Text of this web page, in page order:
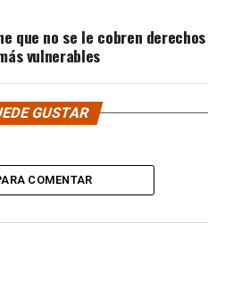
que no se le cobren derechos
vulnerables
GUSTAR
COMENTAR